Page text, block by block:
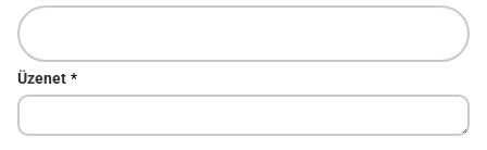
Üzenet *